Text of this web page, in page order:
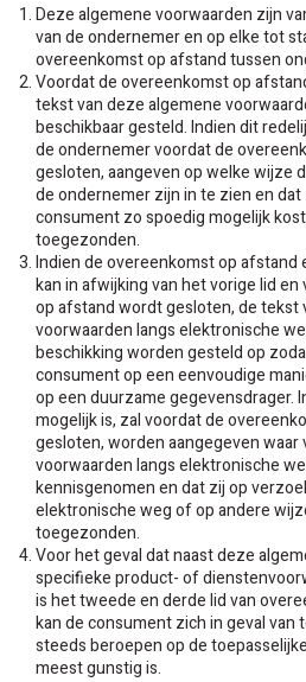
Deze algemene voorwaarden zijn
van de ondernemer en op elke tot
overeenkomst op afstand tussen
Voordat de overeenkomst op
tekst van deze algemene
beschikbaar gesteld. Indien dit
de ondernemer voordat de
gesloten, aangeven op welke wijze
de ondernemer zijn in te zien en
consument zo spoedig mogelijk
toegezonden.
Indien de overeenkomst op
kan in afwijking van het vorige lid
op afstand wordt gesloten, de tekst
voorwaarden langs elektronische
beschikking worden gesteld op
consument op een eenvoudige
op een duurzame gegevensdrager.
mogelijk is, zal voordat de
gesloten, worden aangegeven waar
voorwaarden langs elektronische
kennisgenomen en dat zij op
elektronische weg of op andere
toegezonden.
Voor het geval dat naast deze
specifieke product- of
is het tweede en derde lid van
kan de consument zich in geval
steeds beroepen op de
meest gunstig is.